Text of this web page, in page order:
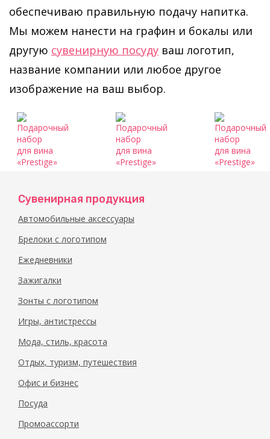
обеспечиваю правильную подачу напитка.
Мы можем нанести на графин и бокалы или
другую сувенирную посуду ваш логотип,
название компании или любое другое
изображение на ваш выбор.
Подарочный
набор для
«Prestige»
арт.
11259000_c
Подарочный
набор для
Сувенирная продукция
Автомобильные аксессуары
Брелоки с логотипом
Ежедневники
Зажигалки
Зонты с логотипом
Игры, антистрессы
Мода, стиль, красота
Отдых, туризм, путешествия
Офис и бизнес
Посуда
Промоассорти